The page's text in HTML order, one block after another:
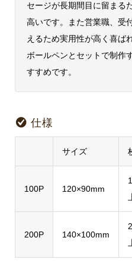
セージが長期間目に留まる
高いです。また営業職、受
えるため実用性が高く喜ば
ボールペンとセットで制作
すすめです。
仕様
サイズ
100P 120×90mm
200P 140×100mm